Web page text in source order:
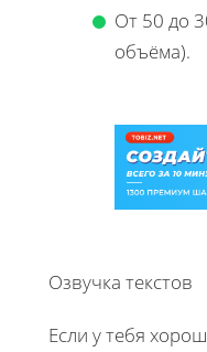
От 50 до
объёма).
Озвучка текстов
Если у тебя